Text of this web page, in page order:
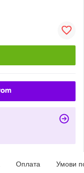
Оплата Умови